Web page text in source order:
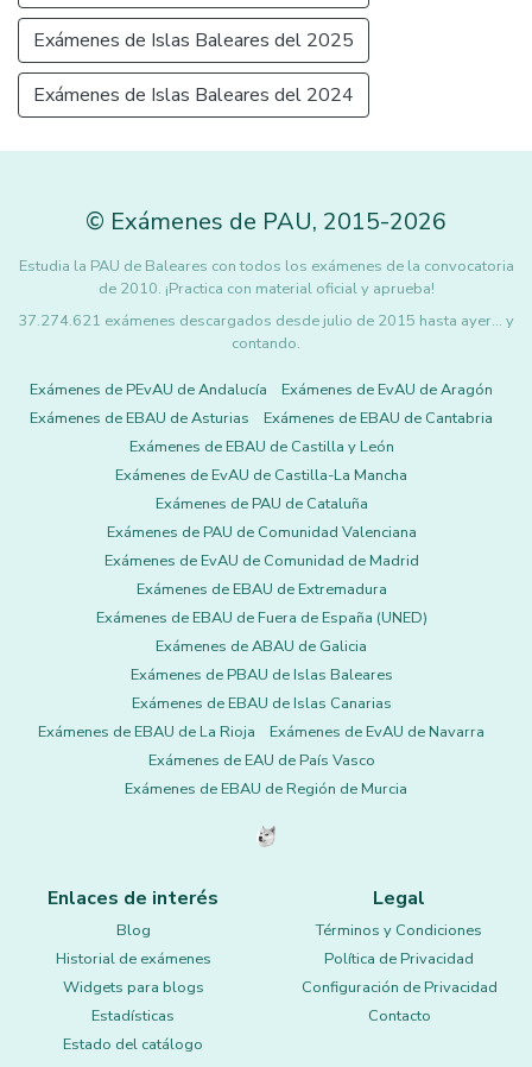
Exámenes de Islas Baleares del 2025
Exámenes de Islas Baleares del 2024
© Exámenes de PAU, 2015-2026
Estudia la PAU de Baleares con todos los exámenes de la convocatoria
de 2010. ¡Practica con material oficial y aprueba!
37.274.621 exámenes descargados desde julio de 2015 hasta ayer... y
contando.
Exámenes de PEvAU de Andalucía
Exámenes de EvAU de Aragón
Exámenes de EBAU de Asturias
Exámenes de EBAU de Cantabria
Exámenes de EBAU de Castilla y León
Exámenes de EvAU de Castilla-La Mancha
Exámenes de PAU de Cataluña
Exámenes de PAU de Comunidad Valenciana
Exámenes de EvAU de Comunidad de Madrid
Exámenes de EBAU de Extremadura
Exámenes de EBAU de Fuera de España (UNED)
Exámenes de ABAU de Galicia
Exámenes de PBAU de Islas Baleares
Exámenes de EBAU de Islas Canarias
Exámenes de EBAU de La Rioja
Exámenes de EvAU de Navarra
Exámenes de EAU de País Vasco
Exámenes de EBAU de Región de Murcia
Enlaces de interés
Blog
Historial de exámenes
Widgets para blogs
Estadísticas
Estado del catálogo
Legal
Términos y Condiciones
Política de Privacidad
Configuración de Privacidad
Contacto